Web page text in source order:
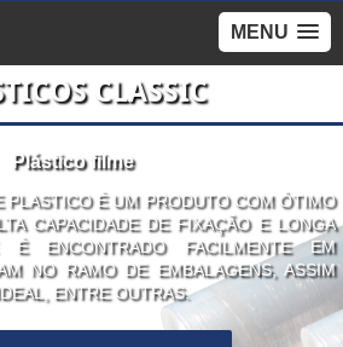
MENU
CLASSIC
ÓTIMO
E LONGA
EM
ASSIM
UMA SACOLA DE
TRANSPORTAR
OS SACOS DE PLÁSTICO
ESPECIALMENTE
NOS SUPERMERCADOS E